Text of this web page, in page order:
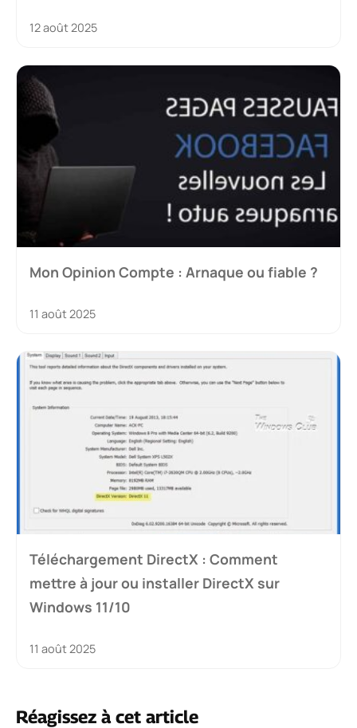
12 août 2025
Mon Opinion Compte : Arnaque ou fiable ?
11 août 2025
Téléchargement DirectX : Comment
mettre à jour ou installer DirectX sur
Windows 11/10
11 août 2025
Réagissez à cet article